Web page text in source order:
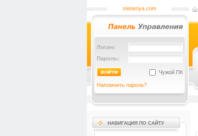
misteriya.com
Логин:
Пароль:
Чужой ПК
Напомнить пароль?
НАВИГАЦИЯ ПО САЙТУ